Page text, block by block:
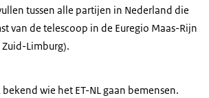
tussen alle partijen in Nederland die
van de telescoop in de Euregio Maas-Rijn
Zuid-Limburg).
wie het ET-NL gaan bemensen.